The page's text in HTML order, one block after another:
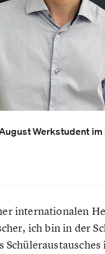
Werkstudent
internationalen
ich bin in der